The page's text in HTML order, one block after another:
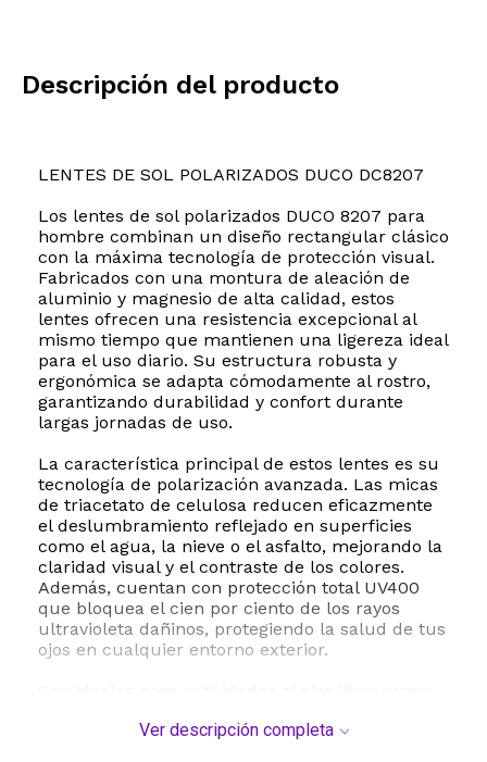
Descripción del producto
LENTES DE SOL POLARIZADOS DUCO DC8207
Los lentes de sol polarizados DUCO 8207 para
hombre combinan un diseño rectangular clásico
con la máxima tecnología de protección visual.
Fabricados con una montura de aleación de
aluminio y magnesio de alta calidad, estos
lentes ofrecen una resistencia excepcional al
mismo tiempo que mantienen una ligereza ideal
para el uso diario. Su estructura robusta y
ergonómica se adapta cómodamente al rostro,
garantizando durabilidad y confort durante
largas jornadas de uso.
La característica principal de estos lentes es su
tecnología de polarización avanzada. Las micas
de triacetato de celulosa reducen eficazmente
el deslumbramiento reflejado en superficies
como el agua, la nieve o el asfalto, mejorando la
claridad visual y el contraste de los colores.
Además, cuentan con protección total UV400
que bloquea el cien por ciento de los rayos
ultravioleta dañinos, protegiendo la salud de tus
ojos en cualquier entorno exterior.
para el uso cotidiano en la ciudad. Su diseño
Ver descripción completa